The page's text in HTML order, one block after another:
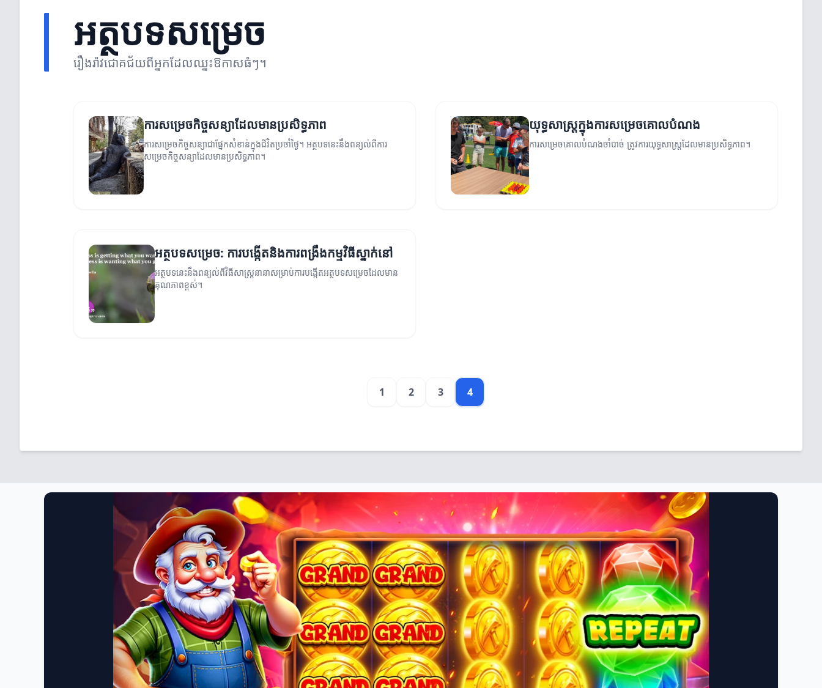
អត្ថបទសម្រេច
រឿងរ៉ាវជោគជ័យពីអ្នកដែលឈ្នះឱកាសធំៗ។
ការសម្រេចកិច្ចសន្យាដែលមានប្រសិទ្ធភាព
ការសម្រេចកិច្ចសន្យាជាផ្នែកសំខាន់ក្នុងជីវិតប្រចាំថ្ងៃ។ អត្ថបទនេះនឹងពន្យល់ពីការ
សម្រេចកិច្ចសន្យាដែលមានប្រសិទ្ធភាព។
យុទ្ធសាស្ត្រក្នុងការសម្រេចគោលបំណង
ការសម្រេចគោលបំណងចាំបាច់ ត្រូវការយុទ្ធសាស្ត្រដែលមានប្រសិទ្ធភាព។
អត្ថបទសម្រេច: ការបង្កើតនិងការពង្រឹងកម្មវិធីស្នាក់នៅ
អត្ថបទនេះនឹងពន្យល់ពីវិធីសាស្ត្រនានាសម្រាប់ការបង្កើតអត្ថបទសម្រេចដែលមាន
គុណភាពខ្ពស់។
1 2 3 4